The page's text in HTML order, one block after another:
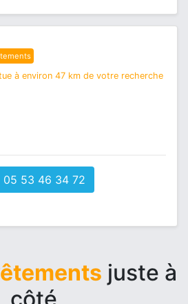
à environ 47 km de votre recherche
05 53 46 34 72
juste à